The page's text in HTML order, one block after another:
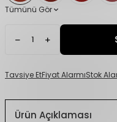
Tümünü Gör
Tavsiye EtFiyat AlarmıStok
Ürün Açıklaması